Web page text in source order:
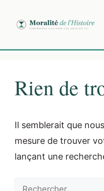
contenu
Rien de
Il semblerait que
mesure de trouver
lançant une
Rechercher :